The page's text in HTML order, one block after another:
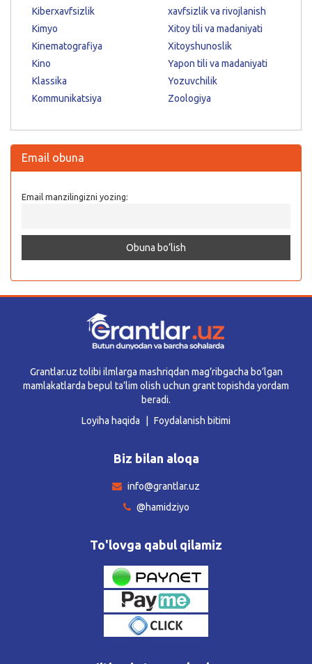
Kiberxavfsizlik
Kimyo
Kinematografiya
Kino
Klassika
Kommunikatsiya
xavfsizlik va rivojlanish
Xitoy tili va madaniyati
Xitoyshunoslik
Yapon tili va madaniyati
Yozuvchilik
Zoologiya
Email obuna
Email manzilingizni yozing:
Grantlar.uz tolibi ilmlarga mashriqdan mag’ribgacha bo’lgan
mamlakatlarda bepul ta’lim olish uchun grant topishda yordam
beradi.
Loyiha haqida
Foydalanish bitimi
Biz bilan aloqa
info@grantlar.uz
@hamidziyo
To'lovga qabul qilamiz